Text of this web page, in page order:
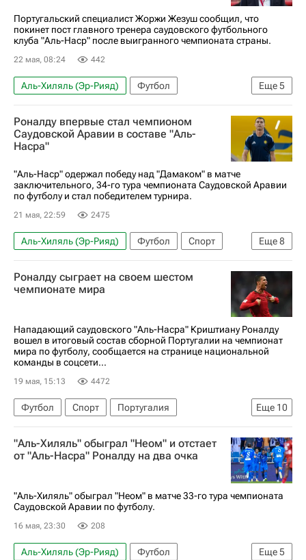
Барселона
Португальский специалист Жоржи Жезуш сообщил, что
покинет пост главного тренера саудовского футбольного
клуба "Аль-Наср" после выигранного чемпионата страны.
22 мая, 08:24 442
Еще5
Аль-Хиляль (Эр-Рияд)
Футбол
Саудовская Аравия
Жорже Жезуш
Криштиану Роналду
Аль-Наср Дамак
Роналду впервые стал чемпионом
Саудовской Аравии в составе "Аль-
Насра"
"Аль-Наср" одержал победу над "Дамаком" в матче
заключительного, 34-го тура чемпионата Саудовской Аравии
по футболу и стал победителем турнира.
21 мая, 22:59 2475
Еще8
Аль-Хиляль (Эр-Рияд) Футбол
Спорт
Саудовская Аравия
Садио Мане
Криштиану Роналду
Аль-Наср
Дамак
Кубок Италии
Роналду сыграет на своем шестом
чемпионате мира
Нападающий саудовского "Аль-Насра" Криштиану Роналду
вошел в итоговый состав сборной Португалии на чемпионат
мира по футболу, сообщается на странице национальной
команды в соцсети...
19 мая, 15:13 4472
Еще 10
Футбол Спорт
Португалия
Криштиану Роналду
Аль-Наср
Испания
Англия
Лионель Месси
Андрес Гуардадо
Манчестер Сити
ЧМ по футболу 2026
"Аль-Хиляль" обыграл "Неом" и отстает
от "Аль-Насра" Роналду на два очка
"Аль-Хиляль" обыграл "Неом" в матче 33-го тура чемпионата
Саудовской Аравии по футболу.
16 мая, 23:30 208
Еще5
Аль-Хиляль (Эр-Рияд)
Футбол